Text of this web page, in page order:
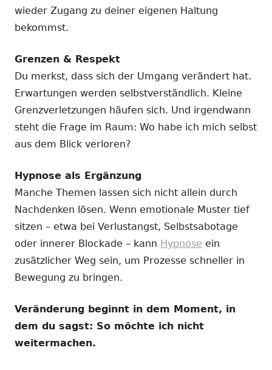
wieder Zugang zu deiner eigenen Haltung
bekommst.
Grenzen & Respekt
Du merkst, dass sich der Umgang verändert hat.
Erwartungen werden selbstverständlich. Kleine
Grenzverletzungen häufen sich. Und irgendwann
steht die Frage im Raum: Wo habe ich mich selbst
aus dem Blick verloren?
Hypnose als Ergänzung
Manche Themen lassen sich nicht allein durch
Nachdenken lösen. Wenn emotionale Muster tief
sitzen – etwa bei Verlustangst, Selbstsabotage
oder innerer Blockade – kann Hypnose ein
zusätzlicher Weg sein, um Prozesse schneller in
Bewegung zu bringen.
Veränderung beginnt in dem Moment, in
dem du sagst: So möchte ich nicht
weitermachen.